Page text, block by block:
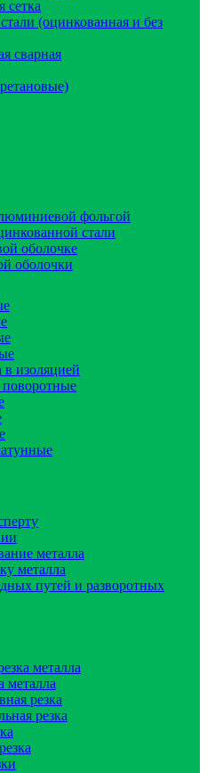
сетка
(оцинкованная и без
сварная
фольгой
стали
оболочке
оболочки
в изоляцией
металла
металла
путей и разворотных
металла
металла
резка
резка